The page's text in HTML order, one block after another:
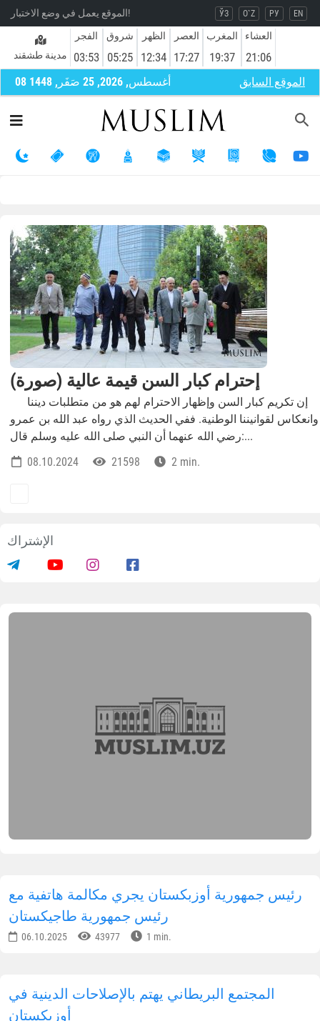
الموقع يعمل في وضع الاختبار! ЎЗ O`Z РУ EN
مدينة طشقند
الفجر
03:53
شروق
05:25
الظهر
12:34
العصر
17:27
المغرب
19:37
العشاء
21:06
08 أغسطس, 2026, 25 صَفَر, 1448 الموقع السابق
إحترام كبار السن قيمة عالية (صورة)
وانعكاس لقوانيننا الوطنية. ففي الحديث الذي رواه عبد الله بن عمرو
رضي الله عنهما أن النبي صلى الله عليه وسلم قال:...
08.10.2024
21598 2 min.
الإشتراك
رئيس جمهورية أوزبكستان يجري مكالمة هاتفية مع
رئيس جمهورية طاجيكستان
06.10.2025 43977 1 min.
المجتمع البريطاني يهتم بالإصلاحات الدينية في
أوزبكستان